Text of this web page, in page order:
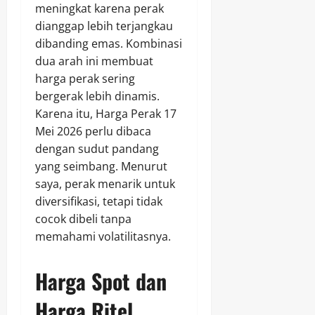
meningkat karena perak
dianggap lebih terjangkau
dibanding emas. Kombinasi
dua arah ini membuat
harga perak sering
bergerak lebih dinamis.
Karena itu, Harga Perak 17
Mei 2026 perlu dibaca
dengan sudut pandang
yang seimbang. Menurut
saya, perak menarik untuk
diversifikasi, tetapi tidak
cocok dibeli tanpa
memahami volatilitasnya.
Harga Spot dan